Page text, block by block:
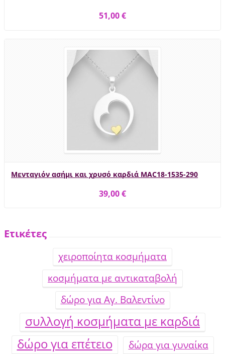
51,00 €
Μενταγιόν ασήμι και χρυσό καρδιά MAC18-1535-290
39,00 €
Ετικέτες
χειροποίητα κοσμήματα
κοσμήματα με αντικαταβολή
δώρο για Αγ. Βαλεντίνο
συλλογή κοσμήματα με καρδιά
δώρο για επέτειο
δώρα για γυναίκα